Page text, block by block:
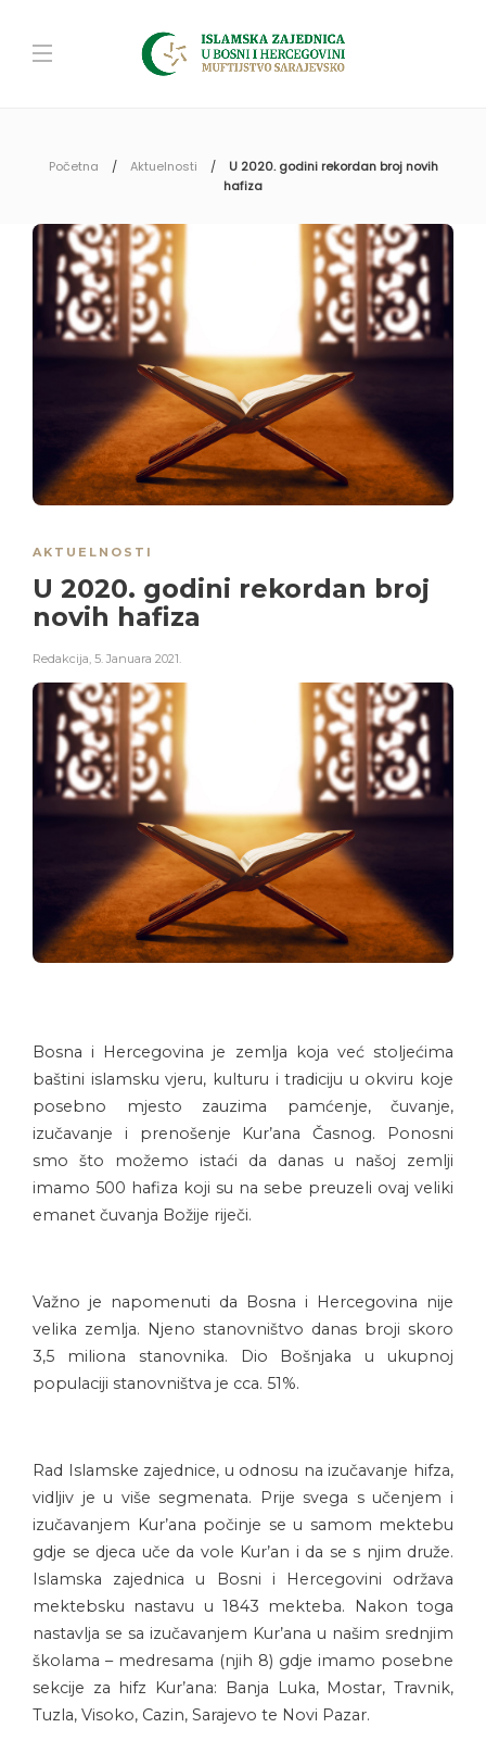
Početna Aktuelnosti
U 2020. godini rekordan broj novih
hafiza
AKTUELNOSTI
U 2020. godini rekordan broj
novih hafiza
Redakcija 5. Januara 2021.
Bosna i Hercegovina je zemlja koja već stoljećima
baštini islamsku vjeru, kulturu i tradiciju u okviru koje
posebno mjesto zauzima pamćenje, čuvanje,
izučavanje i prenošenje Kur’ana Časnog. Ponosni
smo što možemo istaći da danas u našoj zemlji
imamo 500 hafiza koji su na sebe preuzeli ovaj veliki
emanet čuvanja Božije riječi.
Važno je napomenuti da Bosna i Hercegovina nije
velika zemlja. Njeno stanovništvo danas broji skoro
3,5 miliona stanovnika. Dio Bošnjaka u ukupnoj
populaciji stanovništva je cca. 51%.
Rad Islamske zajednice, u odnosu na izučavanje hifza,
vidljiv je u više segmenata. Prije svega s učenjem i
izučavanjem Kur’ana počinje se u samom mektebu
gdje se djeca uče da vole Kur’an i da se s njim druže.
Islamska zajednica u Bosni i Hercegovini održava
mektebsku nastavu u 1843 mekteba. Nakon toga
nastavlja se sa izučavanjem Kur’ana u našim srednjim
školama – medresama (njih 8) gdje imamo posebne
sekcije za hifz Kur’ana: Banja Luka, Mostar, Travnik,
Tuzla, Visoko, Cazin, Sarajevo te Novi Pazar.